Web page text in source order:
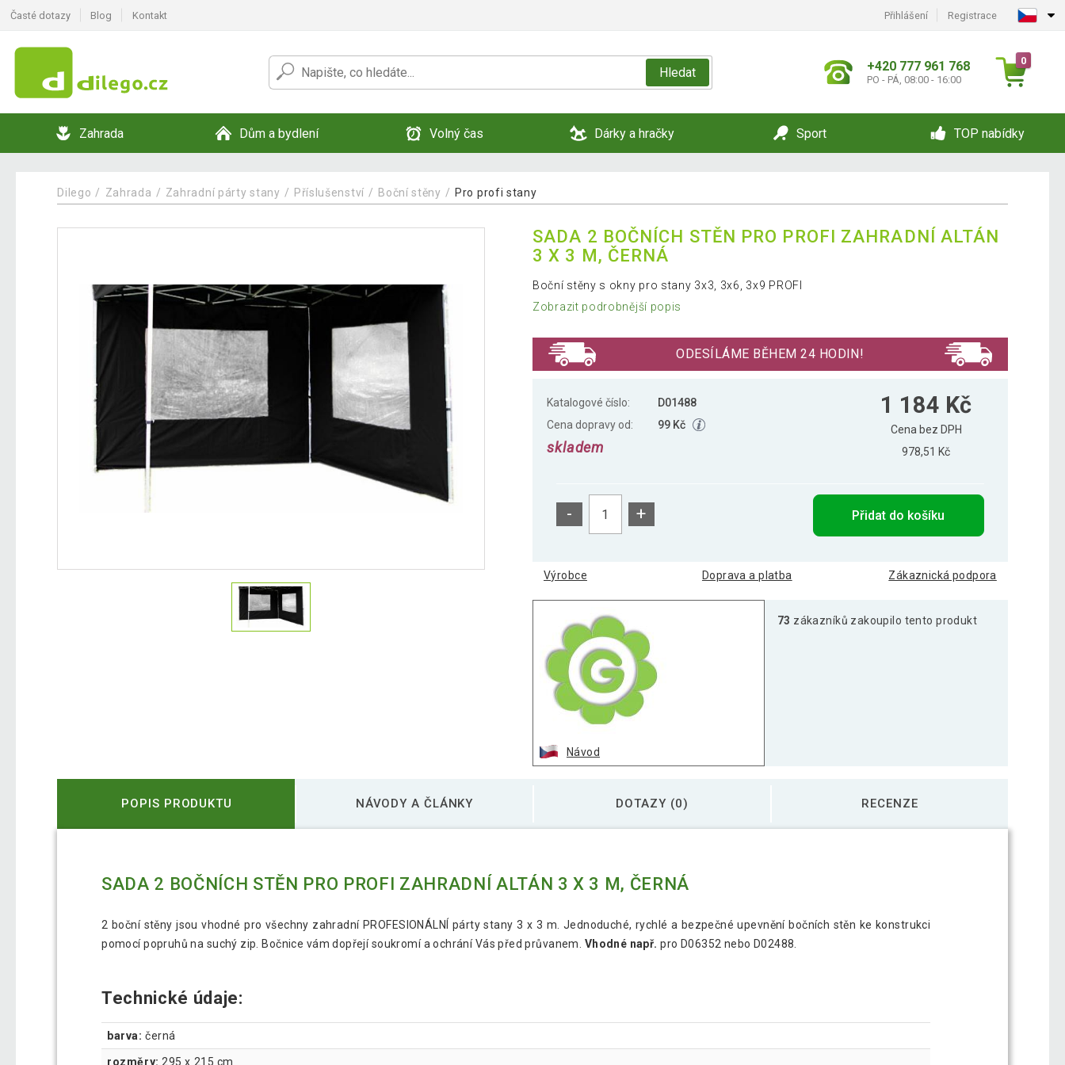
Časté dotazy Blog Kontakt Přihlášení Registrace
Hledat +420 777 961 768
PO - PÁ, 08:00 - 16:00
0
Zahrada Dům a bydlení Volný čas Dárky a hračky Sport TOP nabídky
Dilego Zahrada Zahradní párty stany Příslušenství Boční stěny Pro profi stany
SADA 2 BOČNÍCH STĚN PRO PROFI ZAHRADNÍ ALTÁN
3 X 3 M, ČERNÁ
Boční stěny s okny pro stany 3x3, 3x6, 3x9 PROFI
Zobrazit podrobnější popis
ODESÍLÁME BĚHEM 24 HODIN!
Katalogové číslo:
D01488
Cena dopravy od:
99 Kč
skladem
1 184 Kč
Cena bez DPH
978,51 Kč
- + Přidat do košíku
Výrobce Doprava a platba Zákaznická podpora
Návod
73 zákazníků zakoupilo tento produkt
POPIS PRODUKTU NÁVODY A ČLÁNKY DOTAZY (0) RECENZE
SADA 2 BOČNÍCH STĚN PRO PROFI ZAHRADNÍ ALTÁN 3 X 3 M, ČERNÁ
2 boční stěny jsou vhodné pro všechny zahradní PROFESIONÁLNÍ párty stany 3 x 3 m. Jednoduché, rychlé a bezpečné upevnění bočních stěn ke konstrukci
pomocí popruhů na suchý zip. Bočnice vám dopřejí soukromí a ochrání Vás před průvanem. Vhodné např. pro D06352 nebo D02488.
Technické údaje:
barva: černá
rozměry: 295 x 215 cm